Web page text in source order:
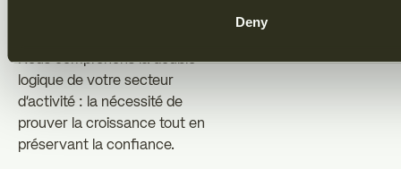
Deny
Nous comprenons la double
logique de votre secteur
d'activité : la nécessité de
prouver la croissance tout en
préservant la confiance.